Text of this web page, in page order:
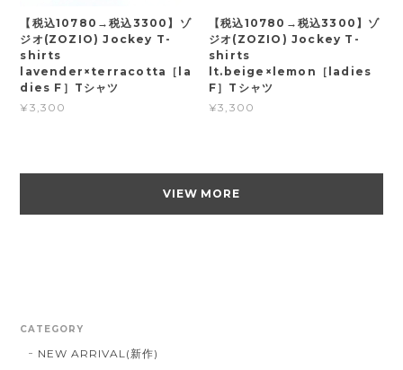
【税込10780→税込3300】ゾ
ジオ(ZOZIO) Jockey T-
shirts
lavender×terracotta［la
dies F］Tシャツ
¥3,300
【税込10780→税込3300】ゾ
ジオ(ZOZIO) Jockey T-
shirts
lt.beige×lemon［ladies
F］Tシャツ
¥3,300
VIEW MORE
CATEGORY
NEW ARRIVAL(新作)